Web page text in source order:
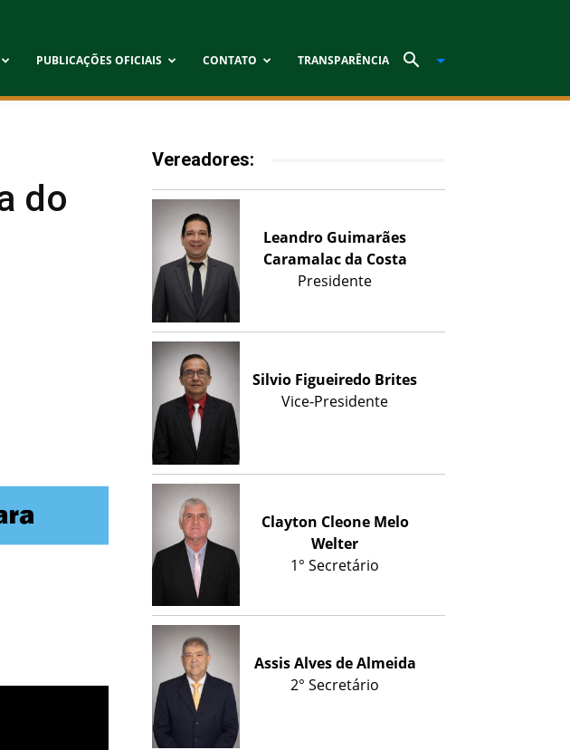
PUBLICAÇÕES OFICIAIS CONTATO TRANSPARÊNCIA
do
Vereadores:
Leandro Guimarães
Caramalac da Costa
Presidente
Silvio Figueiredo Brites
Vice-Presidente
Clayton Cleone Melo
Welter
1° Secretário
Assis Alves de Almeida
2° Secretário